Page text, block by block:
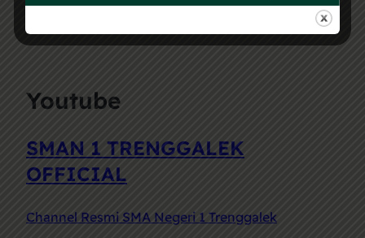
Load More Follow on Instagram
Youtube
SMAN 1 TRENGGALEK
OFFICIAL
Channel Resmi SMA Negeri 1 Trenggalek